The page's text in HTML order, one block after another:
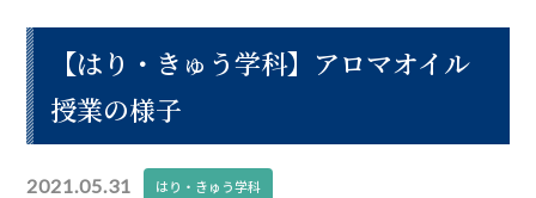
【はり・きゅう学科】アロマオイル
授業の様子
2021.05.31 はり・きゅう学科